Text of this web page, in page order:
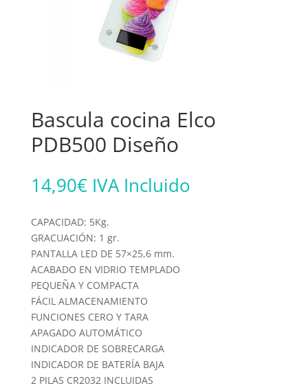
Bascula cocina Elco
PDB500 Diseño
14,90€ IVA Incluido
CAPACIDAD: 5Kg.
GRACUACIÓN: 1 gr.
PANTALLA LED DE 57×25,6 mm.
ACABADO EN VIDRIO TEMPLADO
PEQUEÑA Y COMPACTA
FÁCIL ALMACENAMIENTO
FUNCIONES CERO Y TARA
APAGADO AUTOMÁTICO
INDICADOR DE SOBRECARGA
INDICADOR DE BATERÍA BAJA
2 PILAS CR2032 INCLUIDAS